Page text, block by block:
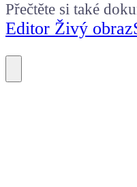
Přečtěte si také
Editor Živý obraz